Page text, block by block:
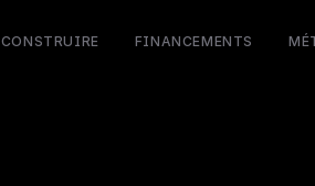
CONSTRUIRE FINANCEMENTS